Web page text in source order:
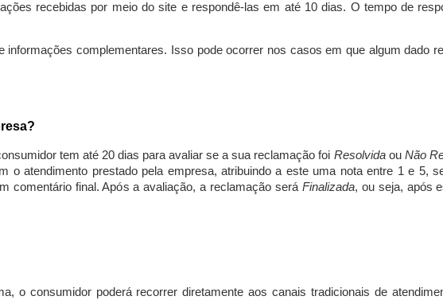
recebidas por meio do site e respondê-las em até 10 dias. O tempo de
complementares. Isso pode ocorrer nos casos em que algum dado
tem até 20 dias para avaliar se a sua reclamação foi Resolvidaou Não
o atendimento prestado pela empresa, atribuindo a este uma nota entre 1 e 5,
comentário final. Após a avaliação, a reclamação será Finalizada, ou seja, após
o consumidor poderá recorrer diretamente aos canais tradicionais de